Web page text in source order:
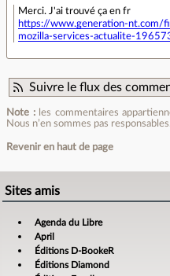
Merci. J'ai trouvé ça en fr
https://www.generation-nt.com/
mozilla-services-actualite-
Suivre le flux des
Note :les commentaires
Nous n’en sommes pas responsables.
Revenir en haut de page
Sites amis
Agenda du Libre
April
Éditions D-BookeR
Éditions Diamond